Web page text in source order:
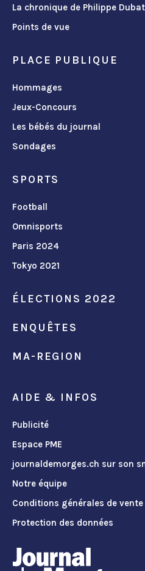
La chronique de Philippe
Points de vue
PLACE PUBLIQUE
Hommages
Jeux-Concours
Les bébés du journal
Sondages
SPORTS
Football
Omnisports
Paris 2024
Tokyo 2021
ÉLECTIONS 2022
ENQUÊTES
MA-REGION
AIDE & INFOS
Publicité
Espace PME
journaldemorges.ch sur son
Notre équipe
Conditions générales de vente
Protection des données